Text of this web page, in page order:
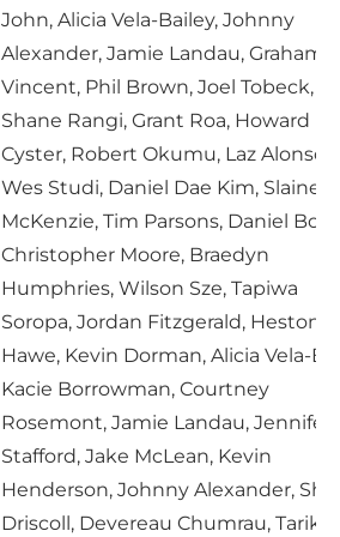
John, Alicia Vela-Bailey, Johnny
Alexander, Jamie Landau, Graham
Vincent, Phil Brown, Joel Tobeck,
Shane Rangi, Grant Roa, Howard
Cyster, Robert Okumu, Laz Alonso,
Wes Studi, Daniel Dae Kim, Slaine
McKenzie, Tim Parsons, Daniel Bos,
Christopher Moore, Braedyn
Humphries, Wilson Sze, Tapiwa
Soropa, Jordan Fitzgerald, Heston
Hawe, Kevin Dorman, Alicia Vela-
Kacie Borrowman, Courtney
Rosemont, Jamie Landau, Jennifer
Stafford, Jake McLean, Kevin
Henderson, Johnny Alexander,
Driscoll, Devereau Chumrau,